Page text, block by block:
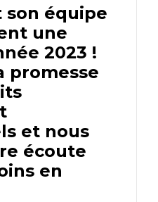
son équipe
une
2023 !
promesse
et nous
écoute
en